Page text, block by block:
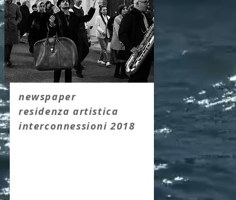
newspaper
residenza artistica
interconnessioni 2018